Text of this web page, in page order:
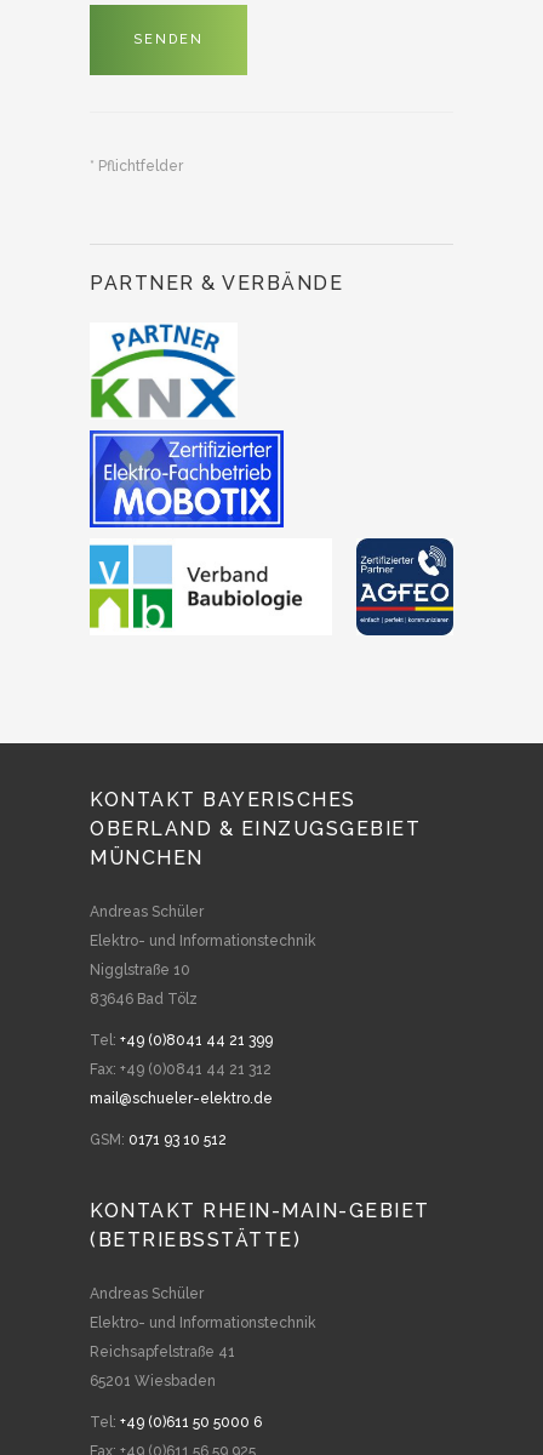
* Pflichtfelder
PARTNER & VERBÄNDE
KONTAKT BAYERISCHES
OBERLAND & EINZUGSGEBIET
MÜNCHEN
Andreas Schüler
Elektro- und Informationstechnik
Nigglstraße 10
83646 Bad Tölz
Tel: +49 (0)8041 44 21 399
Fax: +49 (0)0841 44 21 312
mail@schueler-elektro.de
GSM: 0171 93 10 512
KONTAKT RHEIN-MAIN-GEBIET
(BETRIEBSSTÄTTE)
Andreas Schüler
Elektro- und Informationstechnik
Reichsapfelstraße 41
65201 Wiesbaden
Tel: +49 (0)611 50 5000 6